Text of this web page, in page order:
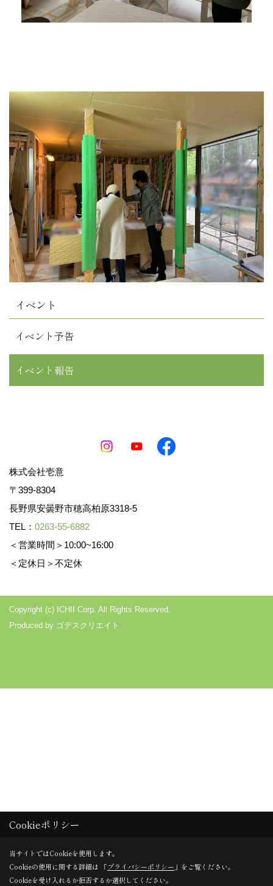
イベント
イベント予告
イベント報告
株式会社壱意
〒399-8304
長野県安曇野市穂高柏原3318-5
TEL： 0263-55-6882
＜営業時間＞10:00~16:00
＜定休日＞不定休
Copyright (c) ICHII Corp. All Rights Reserved.
Produced by ゴデスクリエイト
Cookieポリシー
当サイトではCookieを使用します。
Cookieの使用に関する詳細は 「プライバシーポリシー 」をご覧ください。
Cookieを受け入れるか拒否するか選択してください。